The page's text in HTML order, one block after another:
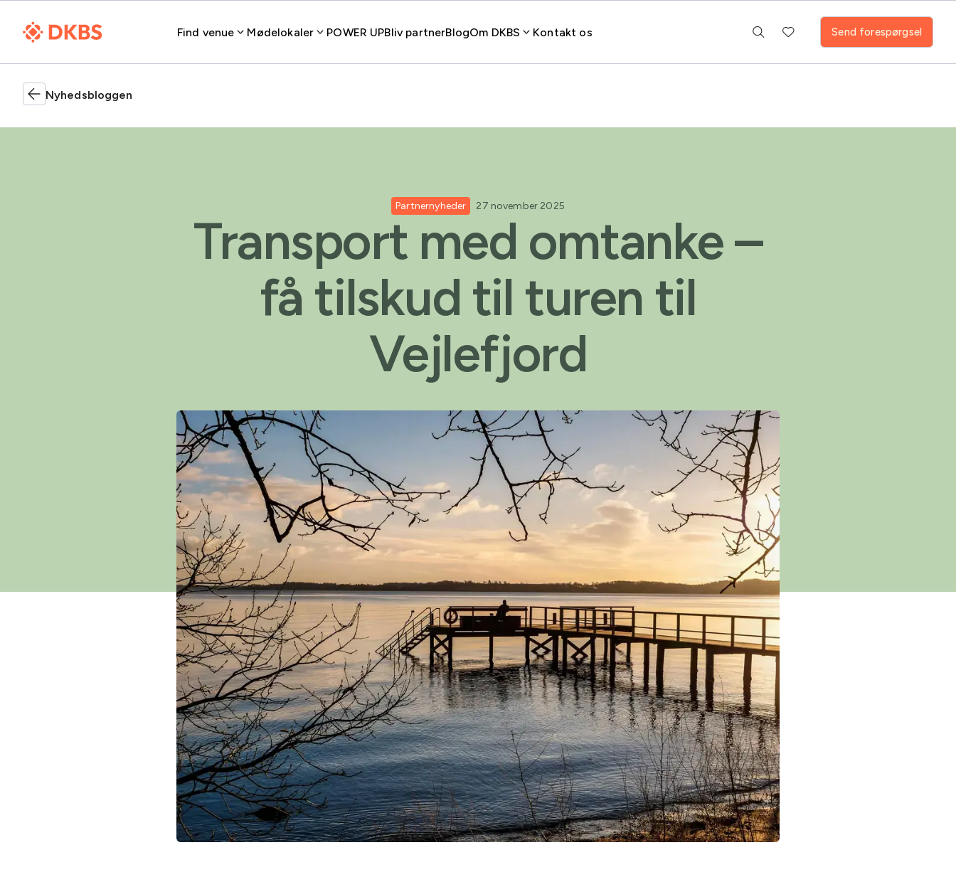
Find venue Mødelokaler POWER UPBliv partnerBlogOm DKBS Kontakt os Send forespørgsel
Nyhedsbloggen
Partnernyheder 27 november 2025
Transport med omtanke –
få tilskud til turen til
Vejlefjord